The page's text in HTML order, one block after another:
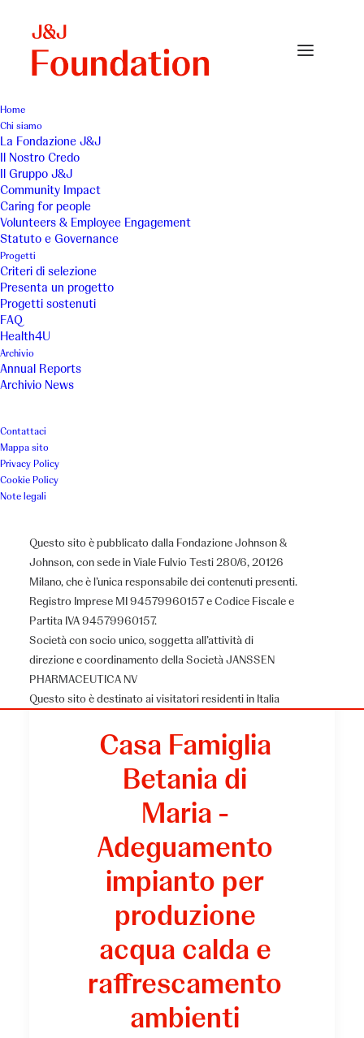
Home
Chi siamo
La Fondazione J&J
Il Nostro Credo
Il Gruppo J&J
Community Impact
Caring for people
Volunteers & Employee Engagement
Statuto e Governance
Progetti
Criteri di selezione
Presenta un progetto
Progetti sostenuti
FAQ
Health4U
Archivio
Annual Reports
Archivio News
Contattaci
Mappa sito
Privacy Policy
Cookie Policy
Note legali
Questo sito è pubblicato dalla Fondazione Johnson &
Johnson, con sede in Viale Fulvio Testi 280/6, 20126
Milano, che è l’unica responsabile dei contenuti presenti.
Registro Imprese MI 94579960157 e Codice Fiscale e
Partita IVA 94579960157.
Società con socio unico, soggetta all’attività di
direzione e coordinamento della Società JANSSEN
PHARMACEUTICA NV
Questo sito è destinato ai visitatori residenti in Italia
Casa Famiglia Betania
Casa Famiglia Betania di
Maria
Casa Famiglia
Betania di
Maria -
Adeguamento
impianto per
produzione
acqua calda e
raffrescamento
ambienti